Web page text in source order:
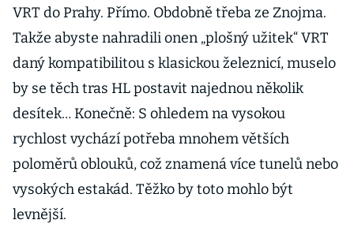
VRT do Prahy. Přímo. Obdobně třeba ze Znojma.
Takže abyste nahradili onen „plošný užitek“ VRT
daný kompatibilitou s klasickou železnicí, muselo
by se těch tras HL postavit najednou několik
desítek… Konečně: S ohledem na vysokou
rychlost vychází potřeba mnohem větších
poloměrů oblouků, což znamená více tunelů nebo
vysokých estakád. Těžko by toto mohlo být
levnější.